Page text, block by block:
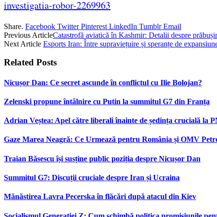
investigatia-robor-2269963
Share. Facebook Twitter Pinterest LinkedIn Tumblr Email
Previous ArticleCatastrofă aviatică în Kashmir: Detalii despre
Next Article Esports Iran: Între supraviețuire și speranțe de
Related Posts
Nicușor Dan: Ce secret ascunde în conflictul cu Ilie Bolojan?
Zelenski propune întâlnire cu Putin la summitul G7 din Franța
Adrian Veștea: Apel către liberali înainte de ședința crucială la
Gaze Marea Neagră: Ce Urmează pentru România și OMV
Traian Băsescu își susține public poziția despre Nicușor Dan
Summitul G7: Discuții cruciale despre Iran și Ucraina
Mănăstirea Lavra Pecerska în flăcări după atacul din Kiev